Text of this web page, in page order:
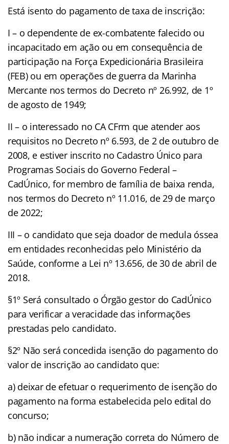
Está isento do pagamento de taxa de inscrição:
I – o dependente de ex-combatente falecido ou
incapacitado em ação ou em consequência de
participação na Força Expedicionária Brasileira
(FEB) ou em operações de guerra da Marinha
Mercante nos termos do Decreto nº 26.992, de 1º
de agosto de 1949;
II – o interessado no CA CFrm que atender aos
requisitos no Decreto nº 6.593, de 2 de outubro de
2008, e estiver inscrito no Cadastro Único para
Programas Sociais do Governo Federal –
CadÚnico, for membro de família de baixa renda,
nos termos do Decreto nº 11.016, de 29 de março
de 2022;
III – o candidato que seja doador de medula óssea
em entidades reconhecidas pelo Ministério da
Saúde, conforme a Lei nº 13.656, de 30 de abril de
2018.
§1º Será consultado o Órgão gestor do CadÚnico
para verificar a veracidade das informações
prestadas pelo candidato.
§2º Não será concedida isenção do pagamento do
valor de inscrição ao candidato que:
a) deixar de efetuar o requerimento de isenção do
pagamento na forma estabelecida pelo edital do
concurso;
b) não indicar a numeração correta do Número de